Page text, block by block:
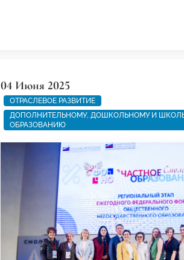
04 Июня 2025
ОТРАСЛЕВОЕ РАЗВИТИЕ
ДОПОЛНИТЕЛЬНОМУ, ДОШКОЛЬНОМУ И
ОБРАЗОВАНИЮ